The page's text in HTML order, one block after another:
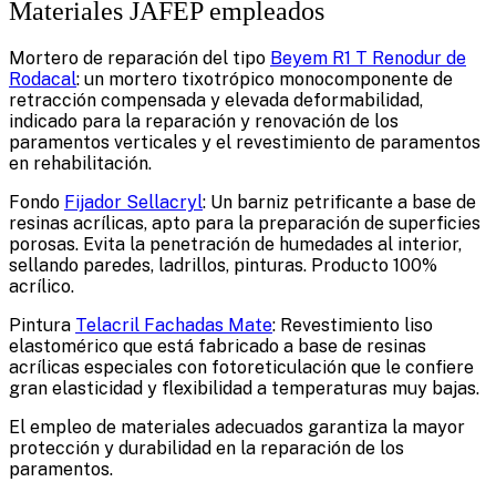
Materiales JAFEP empleados
Mortero de reparación del tipo Beyem R1 T Renodur de
Rodacal: un mortero tixotrópico monocomponente de
retracción compensada y elevada deformabilidad,
indicado para la reparación y renovación de los
paramentos verticales y el revestimiento de paramentos
en rehabilitación.
Fondo Fijador Sellacryl: Un barniz petrificante a base de
resinas acrílicas, apto para la preparación de superficies
porosas. Evita la penetración de humedades al interior,
sellando paredes, ladrillos, pinturas. Producto 100%
acrílico.
Pintura Telacril Fachadas Mate: Revestimiento liso
elastomérico que está fabricado a base de resinas
acrílicas especiales con fotoreticulación que le confiere
gran elasticidad y flexibilidad a temperaturas muy bajas.
El empleo de materiales adecuados garantiza la mayor
protección y durabilidad en la reparación de los
paramentos.